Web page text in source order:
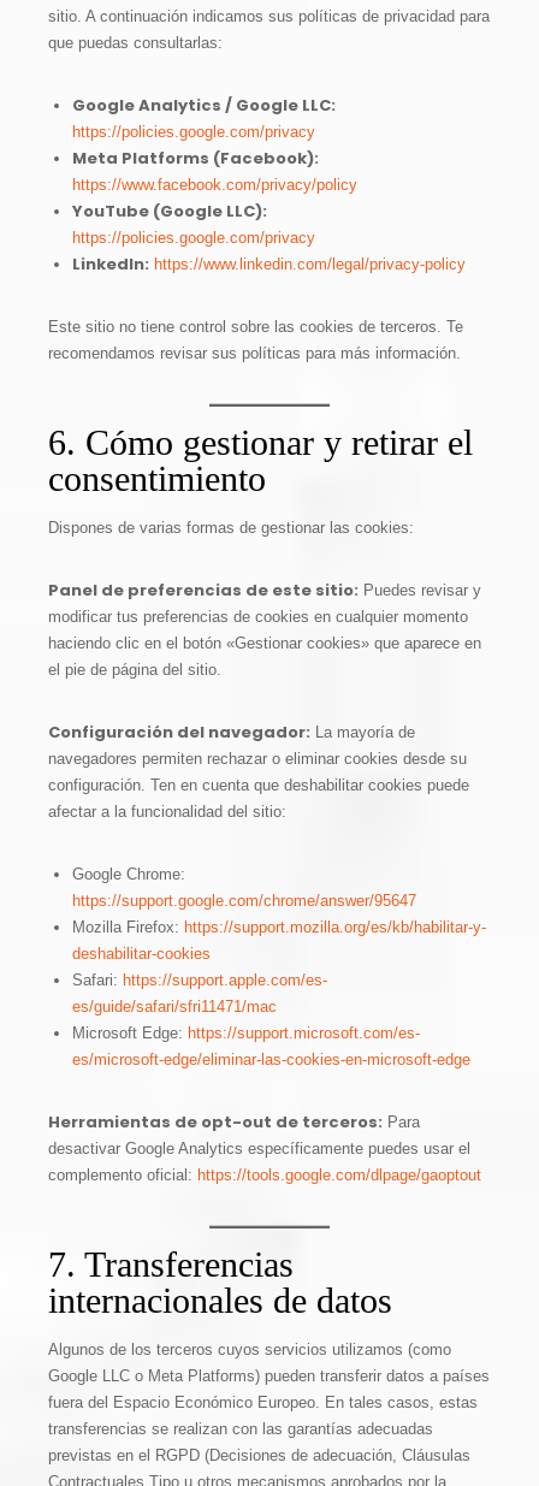
sitio. A continuación indicamos sus políticas de privacidad para
que puedas consultarlas:
Google Analytics / Google LLC:
https://policies.google.com/privacy
Meta Platforms (Facebook):
https://www.facebook.com/privacy/policy
YouTube (Google LLC):
https://policies.google.com/privacy
LinkedIn: https://www.linkedin.com/legal/privacy-policy
Este sitio no tiene control sobre las cookies de terceros. Te
recomendamos revisar sus políticas para más información.
6. Cómo gestionar y retirar el
consentimiento
Dispones de varias formas de gestionar las cookies:
Panel de preferencias de este sitio: Puedes revisar y
modificar tus preferencias de cookies en cualquier momento
haciendo clic en el botón «Gestionar cookies» que aparece en
el pie de página del sitio.
Configuración del navegador: La mayoría de
navegadores permiten rechazar o eliminar cookies desde su
configuración. Ten en cuenta que deshabilitar cookies puede
afectar a la funcionalidad del sitio:
Google Chrome:
https://support.google.com/chrome/answer/95647
Mozilla Firefox: https://support.mozilla.org/es/kb/habilitar-y-
deshabilitar-cookies
Safari: https://support.apple.com/es-
es/guide/safari/sfri11471/mac
Microsoft Edge: https://support.microsoft.com/es-
es/microsoft-edge/eliminar-las-cookies-en-microsoft-edge
Herramientas de opt-out de terceros: Para
desactivar Google Analytics específicamente puedes usar el
complemento oficial: https://tools.google.com/dlpage/gaoptout
7. Transferencias
internacionales de datos
Algunos de los terceros cuyos servicios utilizamos (como
Google LLC o Meta Platforms) pueden transferir datos a países
fuera del Espacio Económico Europeo. En tales casos, estas
transferencias se realizan con las garantías adecuadas
previstas en el RGPD (Decisiones de adecuación, Cláusulas
Contractuales Tipo u otros mecanismos aprobados por la